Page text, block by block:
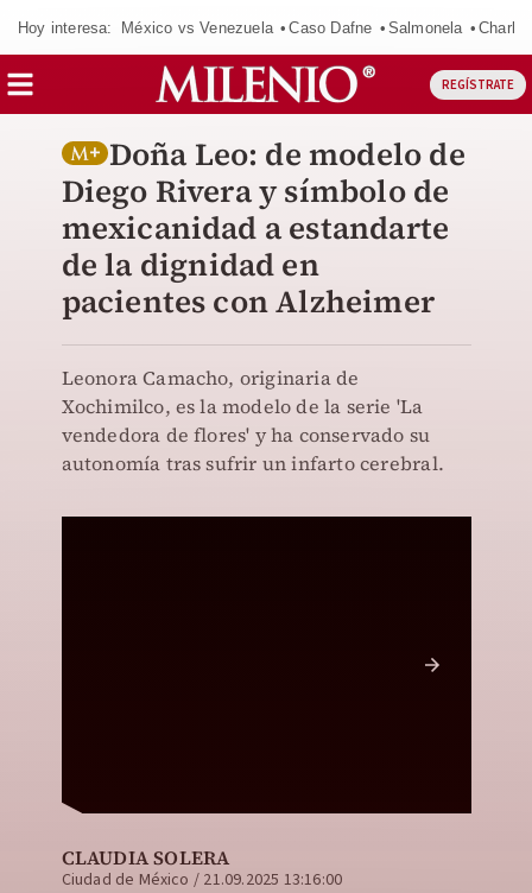
Hoy interesa: México vs Venezuela Caso Dafne Salmonela
REGÍSTRATE
Doña Leo: de modelo de
Diego Rivera y símbolo de
mexicanidad a estandarte
de la dignidad en
pacientes con Alzheimer
Leonora Camacho, originaria de
Xochimilco, es la modelo de la serie 'La
vendedora de flores' y ha conservado su
autonomía tras sufrir un infarto cerebral.
CLAUDIA SOLERA
Ciudad de México / 21.09.2025 13:16:00